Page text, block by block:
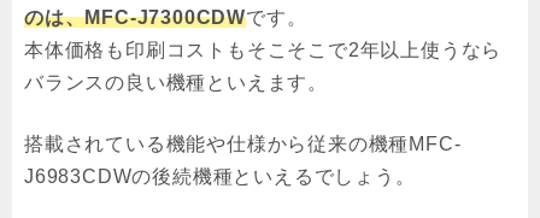
のは、MFC-J7300CDWです。
本体価格も印刷コストもそこそこで2年以上使うなら
バランスの良い機種といえます。
搭載されている機能や仕様から従来の機種MFC-
J6983CDWの後続機種といえるでしょう。